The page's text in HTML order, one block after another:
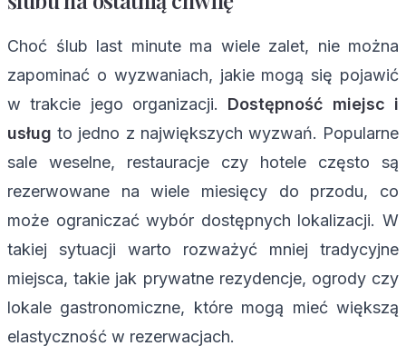
Choć ślub last minute ma wiele zalet, nie można
zapominać o wyzwaniach, jakie mogą się pojawić
w trakcie jego organizacji. Dostępność miejsc i
usług to jedno z największych wyzwań. Popularne
sale weselne, restauracje czy hotele często są
rezerwowane na wiele miesięcy do przodu, co
może ograniczać wybór dostępnych lokalizacji. W
takiej sytuacji warto rozważyć mniej tradycyjne
miejsca, takie jak prywatne rezydencje, ogrody czy
lokale gastronomiczne, które mogą mieć większą
elastyczność w rezerwacjach.